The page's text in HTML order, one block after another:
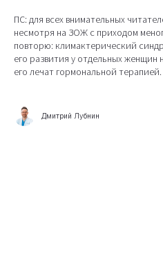
ПС: для всех внимательных
несмотря на ЗОЖ с приходом
повторю: климактерический
его развития у отдельных женщин
его лечат гормональной терапией.
Дмитрий Лубнин